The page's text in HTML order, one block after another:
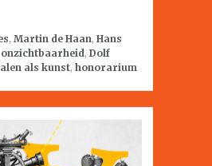
, Martin de Haan, Hans
onzichtbaarheid, Dolf
als kunst, honorarium